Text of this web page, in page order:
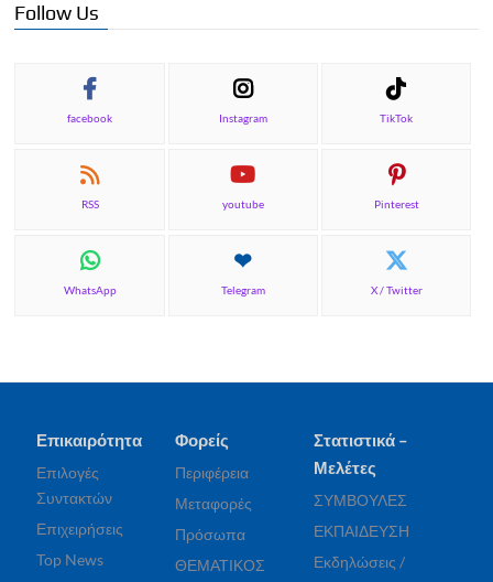
Follow Us
facebook Instagram TikTok
RSS youtube Pinterest
WhatsApp Telegram X / Twitter
Επικαιρότητα
Επιλογές
Συντακτών
Επιχειρήσεις
Top News
Φορείς
Περιφέρεια
Μεταφορές
Πρόσωπα
ΘΕΜΑΤΙΚΟΣ
Στατιστικά –
Μελέτες
ΣΥΜΒΟΥΛΕΣ
ΕΚΠΑΙΔΕΥΣΗ
Εκδηλώσεις /